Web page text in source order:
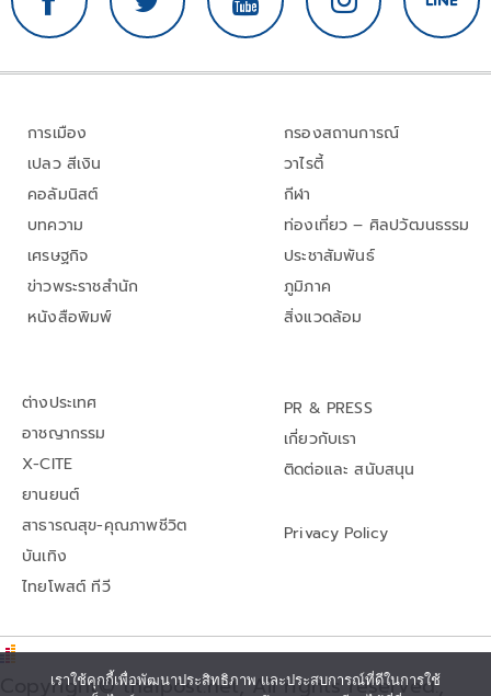
การเมือง
เปลว สีเงิน
คอลัมนิสต์
บทความ
เศรษฐกิจ
ข่าวพระราชสำนัก
หนังสือพิมพ์
กรองสถานการณ์
วาไรตี้
กีฬา
ท่องเที่ยว – ศิลปวัฒนธรรม
ประชาสัมพันธ์
ภูมิภาค
สิ่งแวดล้อม
ต่างประเทศ
อาชญากรรม
X-CITE
ยานยนต์
สาธารณสุข-คุณภาพชีวิต
บันเทิง
ไทยโพสต์ ทีวี
PR & PRESS
เกี่ยวกับเรา
ติดต่อและ สนับสนุน
Privacy Policy
Copyright© thaipost.net, All rights reserved.,
เราใช้คุกกี้เพื่อพัฒนาประสิทธิภาพ และประสบการณ์ที่ดีในการใช้